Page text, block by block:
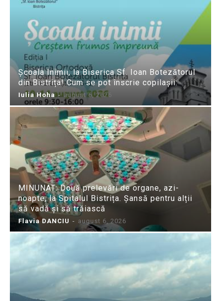
Școala Inimii, la Biserica Sf. Ioan Botezătorul
din Bistrița! Cum se pot înscrie copilașii:
Iulia Hoha - august 6, 2026
MINUNAT: Două prelevări de organe, azi-
noapte, la Spitalul Bistrița. Șansă pentru alții
să vadă și să trăiască
Flavia DANCIU - august 6, 2026